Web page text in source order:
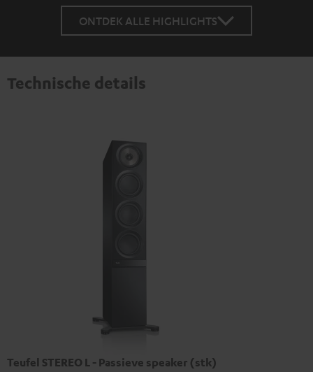
ONTDEK ALLE HIGHLIGHTS
Technische details
Teufel STEREO L - Passieve speaker (stk)